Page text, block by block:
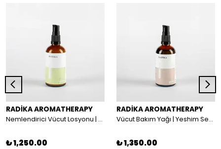
RADİKA AROMATHERAPY
Nemlendirici Vücut Losyonu | Yeshim Serisi | Kuru Ciltleri Beslemek ve Nemlendirmek İçin
₺ 1,250.00
RADİKA AROMATHERAPY
Vücut Bakım Yağı | Yeshim Serisi | Kuru Ciltleri Beslemek ve Nemlendirmek İçin
₺ 1,350.00